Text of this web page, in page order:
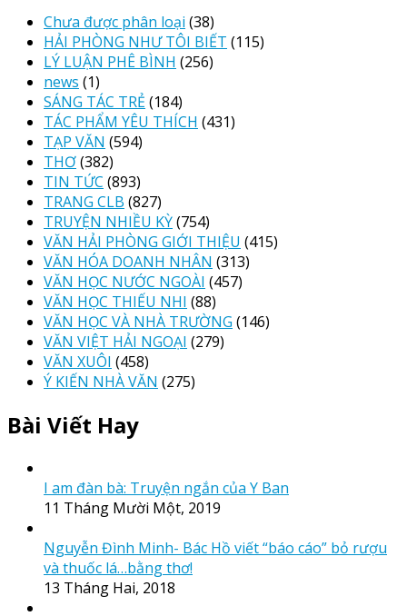
Chưa được phân loại (38)
HẢI PHÒNG NHƯ TÔI BIẾT (115)
LÝ LUẬN PHÊ BÌNH (256)
news (1)
SÁNG TÁC TRẺ (184)
TÁC PHẨM YÊU THÍCH (431)
TẠP VĂN (594)
THƠ(382)
TIN TỨC (893)
TRANG CLB (827)
TRUYỆN NHIỀU KỲ(754)
VĂN HẢI PHÒNG GIỚI THIỆU (415)
VĂN HÓA DOANH NHÂN (313)
VĂN HỌC NƯỚC NGOÀI (457)
VĂN HỌC THIẾU NHI (88)
VĂN HỌC VÀ NHÀ TRƯỜNG (146)
VĂN VIỆT HẢI NGOẠI (279)
VĂN XUÔI (458)
Ý KIẾN NHÀ VĂN (275)
Bài Viết Hay
I am đàn bà: Truyện ngắn của Y Ban
11 Tháng Mười Một, 2019
Nguyễn Đình Minh- Bác Hồ viết “báo cáo” bỏ rượu
và thuốc lá…bằng thơ!
13 Tháng Hai, 2018